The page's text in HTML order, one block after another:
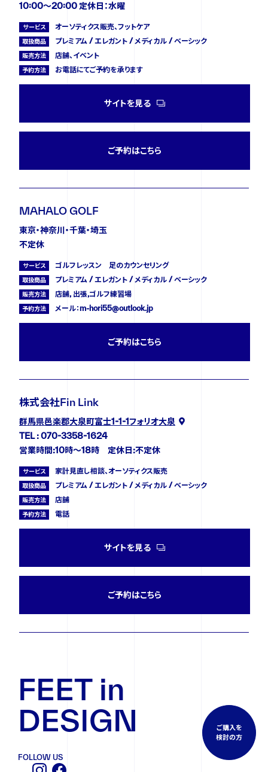
10:00〜20:00 定休日：水曜
サービス オーソティクス販売、フットケア
取扱商品 プレミアム / エレガント / メディカル / ベーシック
販売方法 店舗、イベント
予約方法 お電話にてご予約を承ります
サイトを見る
ご予約はこちら
MAHALO GOLF
東京・神奈川・千葉・埼玉
不定休
サービス ゴルフレッスン 足のカウンセリング
取扱商品 プレミアム / エレガント / メディカル / ベーシック
販売方法 店舗, 出張,ゴルフ練習場
予約方法 メール：m-hori55@outlook.jp
ご予約はこちら
株式会社Fin Link
群馬県邑楽郡大泉町富士1-1-1フォリオ大泉
TEL : 070-3358-1624
営業時間:10時〜18時 定休日:不定休
サービス 家計見直し相談、オーソティクス販売
取扱商品 プレミアム / エレガント / メディカル / ベーシック
販売方法 店舗
予約方法 電話
サイトを見る
ご予約はこちら
FEET in
DESIGN
FOLLOW US
ご購入を
検討の方